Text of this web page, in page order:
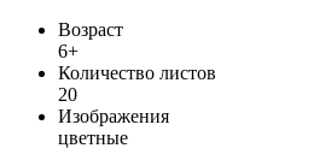
Возраст
6+
Количество листов
20
Изображения
цветные